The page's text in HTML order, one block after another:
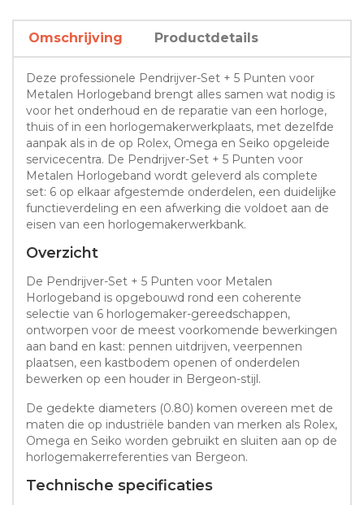
Omschrijving Productdetails
Deze professionele Pendrijver-Set + 5 Punten voor
Metalen Horlogeband brengt alles samen wat nodig is
voor het onderhoud en de reparatie van een horloge,
thuis of in een horlogemakerwerkplaats, met dezelfde
aanpak als in de op Rolex, Omega en Seiko opgeleide
servicecentra. De Pendrijver-Set + 5 Punten voor
Metalen Horlogeband wordt geleverd als complete
set: 6 op elkaar afgestemde onderdelen, een duidelijke
functieverdeling en een afwerking die voldoet aan de
eisen van een horlogemakerwerkbank.
Overzicht
De Pendrijver-Set + 5 Punten voor Metalen
Horlogeband is opgebouwd rond een coherente
selectie van 6 horlogemaker-gereedschappen,
ontworpen voor de meest voorkomende bewerkingen
aan band en kast: pennen uitdrijven, veerpennen
plaatsen, een kastbodem openen of onderdelen
bewerken op een houder in Bergeon-stijl.
De gedekte diameters (0.80) komen overeen met de
maten die op industriële banden van merken als Rolex,
Omega en Seiko worden gebruikt en sluiten aan op de
horlogemakerreferenties van Bergeon.
Technische specificaties